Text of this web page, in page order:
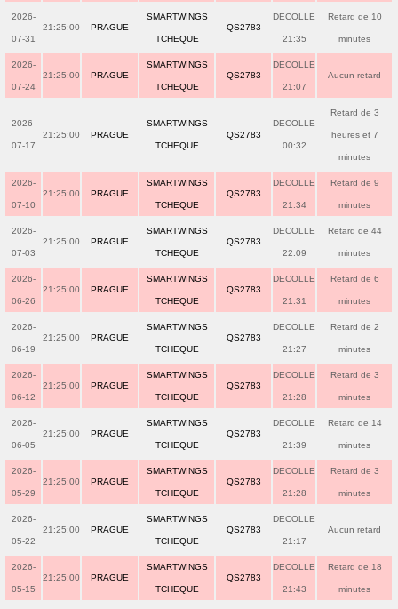
2026-
07-31
21:25:00 PRAGUE
SMARTWINGS
TCHEQUE
QS2783
DECOLLE
21:35
Retard de 10
minutes
2026-
07-24
21:25:00 PRAGUE
SMARTWINGS
TCHEQUE
QS2783
DECOLLE
21:07
Aucun retard
2026-
07-17
21:25:00 PRAGUE
SMARTWINGS
TCHEQUE
QS2783
DECOLLE
00:32
Retard de 3
heures et 7
minutes
2026-
07-10
21:25:00 PRAGUE
SMARTWINGS
TCHEQUE
QS2783
DECOLLE
21:34
Retard de 9
minutes
2026-
07-03
21:25:00 PRAGUE
SMARTWINGS
TCHEQUE
QS2783
DECOLLE
22:09
Retard de 44
minutes
2026-
06-26
21:25:00 PRAGUE
SMARTWINGS
TCHEQUE
QS2783
DECOLLE
21:31
Retard de 6
minutes
2026-
06-19
21:25:00 PRAGUE
SMARTWINGS
TCHEQUE
QS2783
DECOLLE
21:27
Retard de 2
minutes
2026-
06-12
21:25:00 PRAGUE
SMARTWINGS
TCHEQUE
QS2783
DECOLLE
21:28
Retard de 3
minutes
2026-
06-05
21:25:00 PRAGUE
SMARTWINGS
TCHEQUE
QS2783
DECOLLE
21:39
Retard de 14
minutes
2026-
05-29
21:25:00 PRAGUE
SMARTWINGS
TCHEQUE
QS2783
DECOLLE
21:28
Retard de 3
minutes
2026-
05-22
21:25:00 PRAGUE
SMARTWINGS
TCHEQUE
QS2783
DECOLLE
21:17
Aucun retard
2026-
05-15
21:25:00 PRAGUE
SMARTWINGS
TCHEQUE
QS2783
DECOLLE
21:43
Retard de 18
minutes